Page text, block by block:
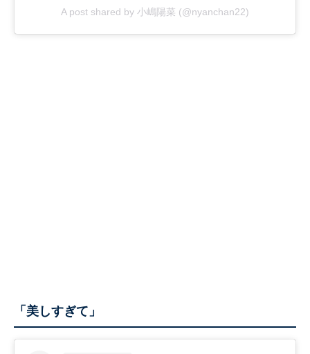
A post shared by 小嶋陽菜 (@nyanchan22)
「美しすぎて」